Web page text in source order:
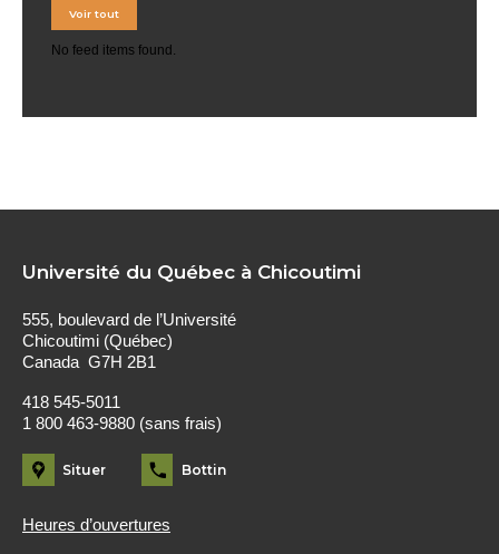
Voir tout
No feed items found.
Université du Québec à Chicoutimi
555, boulevard de l’Université
Chicoutimi (Québec)
Canada G7H 2B1
418 545-5011
1 800 463-9880 (sans frais)
Situer Bottin
Heures d’ouvertures